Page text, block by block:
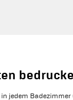
jedem